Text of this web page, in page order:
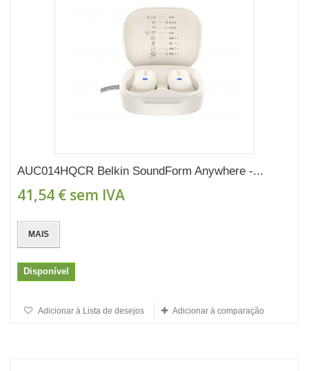
AUC014HQCR Belkin SoundForm Anywhere -...
41,54 € sem IVA
MAIS
Disponível
Adicionar à Lista de desejos Adicionar à comparação